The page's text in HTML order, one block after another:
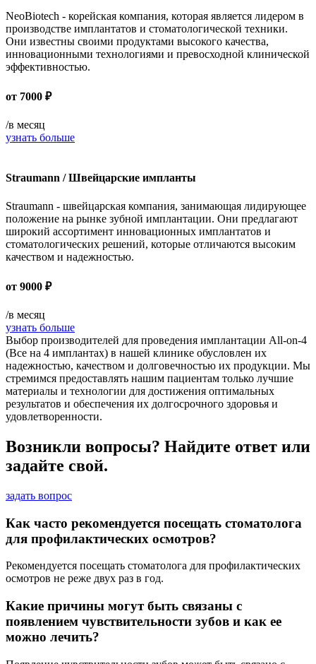
NeoBiotech - корейская компания, которая является лидером в
производстве имплантатов и стоматологической техники.
Они известны своими продуктами высокого качества,
инновационными технологиями и превосходной клинической
эффективностью.
от 7000 ₽
/в месяц
узнать больше
Straumann / Швейцарские импланты
Straumann - швейцарская компания, занимающая лидирующее
положение на рынке зубной имплантации. Они предлагают
широкий ассортимент инновационных имплантатов и
стоматологических решений, которые отличаются высоким
качеством и надежностью.
от 9000 ₽
/в месяц
узнать больше
Выбор производителей для проведения имплантации All-on-4
(Все на 4 имплантах) в нашей клинике обусловлен их
надежностью, качеством и долговечностью их продукции. Мы
стремимся предоставлять нашим пациентам только лучшие
материалы и технологии для достижения оптимальных
результатов и обеспечения их долгосрочного здоровья и
удовлетворенности.
Возникли вопросы? Найдите ответ или
задайте свой.
задать вопрос
Как часто рекомендуется посещать стоматолога
для профилактических осмотров?
Рекомендуется посещать стоматолога для профилактических
осмотров не реже двух раз в год.
Какие причины могут быть связаны с
появлением чувствительности зубов и как ее
можно лечить?